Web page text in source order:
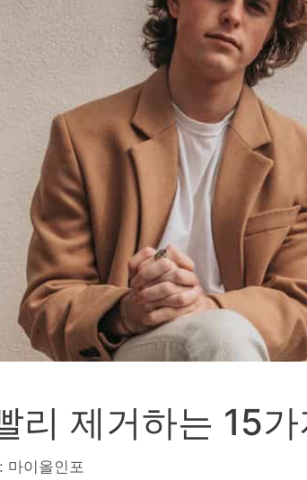
리 제거하는 15가
마이올인포